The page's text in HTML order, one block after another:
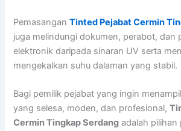
PemasanganTinted Pejabat Cermin
juga melindungi dokumen, perabot, dan
elektronik daripada sinaran UV serta
mengekalkan suhu dalaman yang stabil.
Bagi pemilik pejabat yang ingin
yang selesa, moden, dan profesional,
Cermin Tingkap Serdang adalah pilihan